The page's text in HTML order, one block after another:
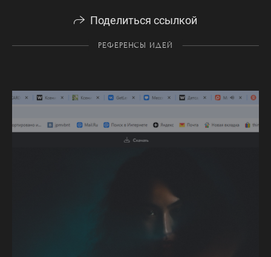
Поделиться ссылкой
РЕФЕРЕНСЫ ИДЕЙ